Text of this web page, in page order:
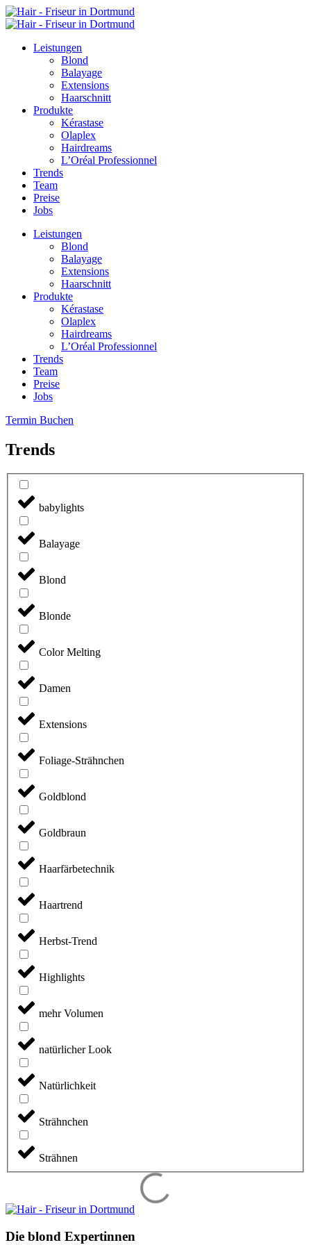
Zum
Inhalt
Leistungen
Blond
Balayage
Extensions
Haarschnitt
Produkte
Kérastase
Olaplex
Hairdreams
L’Oréal Professionnel
Trends
Team
Preise
Jobs
Leistungen
Blond
Balayage
Extensions
Haarschnitt
Produkte
Kérastase
Olaplex
Hairdreams
L’Oréal Professionnel
Trends
Team
Preise
Jobs
Termin Buchen
Trends
babylights
Balayage
Blond
Blonde
Color Melting
Damen
Extensions
Foliage-Strähnchen
Goldblond
Goldbraun
Haarfärbetechnik
Haartrend
Herbst-Trend
Highlights
mehr Volumen
natürlicher Look
Natürlichkeit
Strähnchen
Strähnen
Die blond Expertinnen